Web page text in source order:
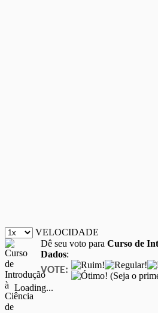
VELOCIDADE
Dê seu voto para Curso de
Dados:
VOTE:
(Seja o
Loading...